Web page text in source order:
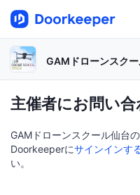
GAMドローンスク
主催者にお問い合
GAMドローンスクール仙台
Doorkeeperにサインインす
い。